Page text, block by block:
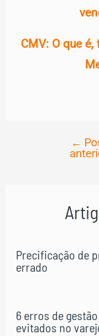
CMV: O que
Navegação
←
Precificação de
errado
6 erros de
evitados no